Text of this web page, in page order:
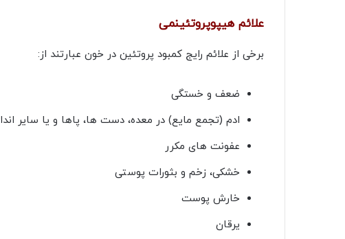
علائم هیپوپروتئینمی
برخی از علائم رایج کمبود پروتئین در خون عبارتند از:
ضعف و خستگی
ادم (تجمع مایع) در معده، دست ها، پاها و یا سایر
عفونت های مکرر
خشکی، زخم و بثورات پوستی
خارش پوست
یرقان